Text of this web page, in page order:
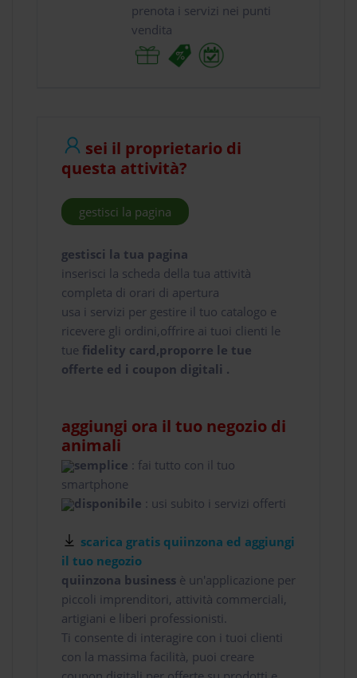
prenota i servizi nei punti
vendita
sei il proprietario di
questa attività?
gestisci la pagina
gestisci la tua pagina
inserisci la scheda della tua attività
completa di orari di apertura
usa i servizi per gestire il tuo catalogo e
ricevere gli ordini,offrire ai tuoi clienti le
tue fidelity card,proporre le tue
offerte ed i coupon digitali .
aggiungi ora il tuo negozio di
animali
semplice : fai tutto con il tuo
smartphone
disponibile : usi subito i servizi offerti
scarica gratis quiinzona ed aggiungi
il tuo negozio
quiinzona business è un'applicazione per
piccoli imprenditori, attività commerciali,
artigiani e liberi professionisti.
Ti consente di interagire con i tuoi clienti
con la massima facilità, puoi creare